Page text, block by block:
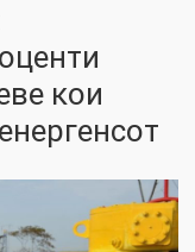
кои